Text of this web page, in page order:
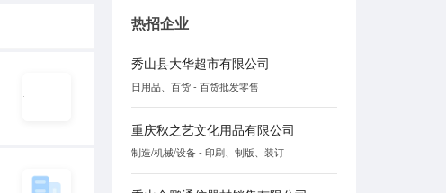
热招企业
秀山县大华超市有限公司
日用品、百货 - 百货批发零售
重庆秋之艺文化用品有限公司
制造/机械/设备 - 印刷、制版、装订